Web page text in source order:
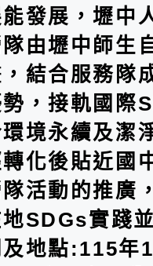
發展，壢中
由壢中師生
，結合服務隊
，接軌國際
境永續及潔
化後貼近國
活動的推廣
SDGs實踐
地點:115年